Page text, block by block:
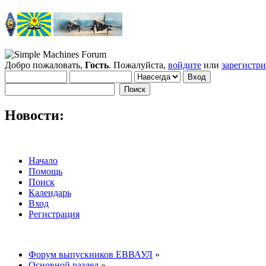
Добро пожаловать, Гость. Пожалуйста, войдите или
Новости:
Начало
Помощь
Поиск
Календарь
Вход
Регистрация
Форум выпускников ЕВВАУЛ »